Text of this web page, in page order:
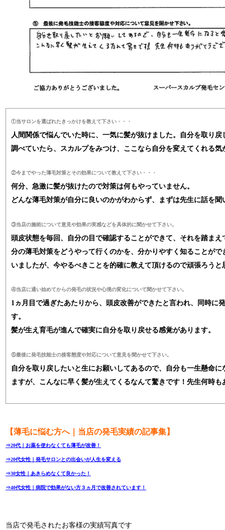
①当サロンを選ばれたきっかけを教えて下さい・・・
人間関係で悩んでいた時に、一気に髪が抜けました。自分を取り
調べていたら、スカルプをみつけ、ここなら自分を変えてくれる気
②今までやった薄毛対策とその効果について教えて下さい・・・
何分、急激に髪が抜けたので対策は何もやっていません。
どんな薄毛対策が自分に良いのかがわからず、まずは先生に話を
③当店の施術について意見や効果の実感などを具体的に聞かせて下さい。
頭皮状態を毎回、自分の目で確認することができて、それを踏ま
分の薄毛対策をどうやって行くのかを、分かりやすく知ることが
いましたが、今やるべきことを的確に教えて頂けるので頑張ろうと
④当店に通い始めてからの発毛の状況や心境の変化について聞かせて下さい。
1ヵ月目で過ぎたあたりから、頭皮改善ができたと言われ、同時に
す。
髪が生え育毛が進んで確実に自分を取り戻せる感覚があります。
⑤最後に発毛技能士の接客態度や対応について意見を聞かせて下さい。
自分を取り戻したいと生にお願いしてあるので、自分も一生懸命
ますが、こんなに早く髪が生えてくるなんて驚きです！先生何時
【薄毛に悩む方へ｜当店の発毛実績の記事集】
⇒20代｜お薬を使わなくても薄毛が改善！
⇒20代女性｜発毛サロンとの出会いが人生を変える
⇒30女性｜あきらめなくて良かった！
⇒40代女性｜病院で効果がない方３ヵ月で改善されています！
当店で発毛されたお客様の実績写真です